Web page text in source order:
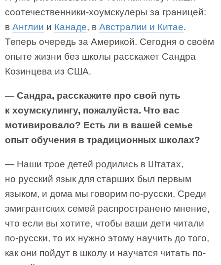
соотечественники-хоумскулеры за границей:
в Англии и Канаде, в Австралии и Китае.
Теперь очередь за Америкой. Сегодня о своём
опыте жизни без школы расскажет Сандра
Козинцева из США.
— Сандра, расскажите про свой путь
к хоумскулингу, пожалуйста. Что вас
мотивировало? Есть ли в вашей семье
опыт обучения в традиционных школах?
— Наши трое детей родились в Штатах,
но русский язык для старших был первым
языком, и дома мы говорим по-русски. Среди
эмигрантских семей распространено мнение,
что если вы хотите, чтобы ваши дети читали
по-русски, то их нужно этому научить до того,
как они пойдут в школу и научатся читать по-